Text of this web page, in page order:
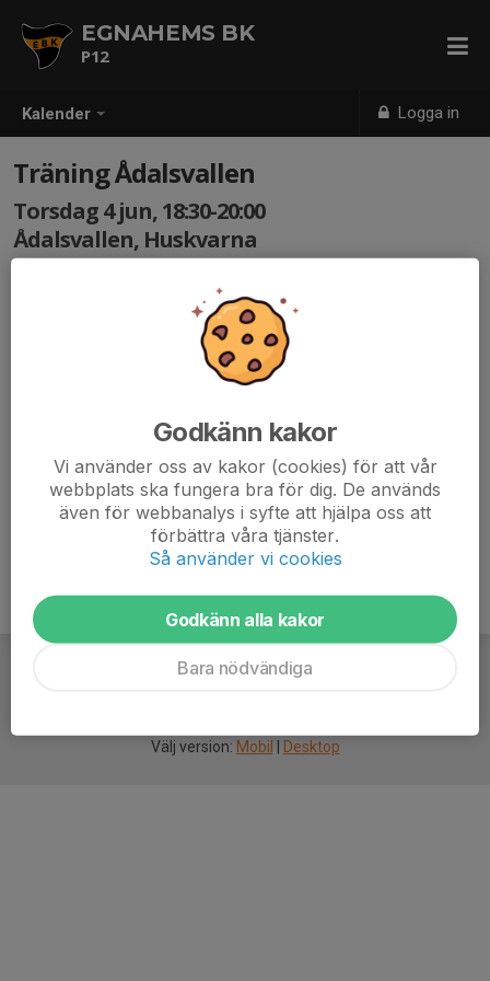
Kalender Logga in
EGNAHEMS BK
P12
Träning Ådalsvallen
Torsdag 4 jun, 18:30-20:00
Ådalsvallen, Huskvarna
Välj version: Mobil Desktop
Godkänn kakor
Vi använder oss av kakor (cookies) för att vår
webbplats ska fungera bra för dig. De används
även för webbanalys i syfte att hjälpa oss att
förbättra våra tjänster.
Så använder vi cookies
Godkänn alla kakor
Bara nödvändiga